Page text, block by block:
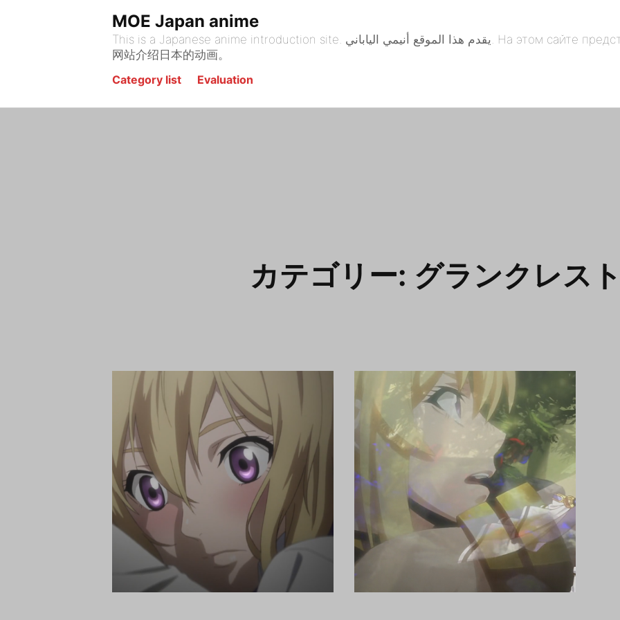
MOE Japan anime
This is a Japanese anime introduction site. يقدم هذا الموقع أنيمي الياباني. На этом сайте представлена японская анимация. 本
网站介绍日本的动画。
Category list
Evaluation
カテゴリー: グランクレス
グランクレスト戦記 ９話 シルーカ グランクレスト戦記 １話 シルーカ